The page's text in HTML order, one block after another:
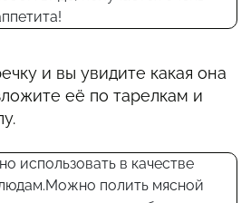
и вы увидите какая она
её по тарелкам и